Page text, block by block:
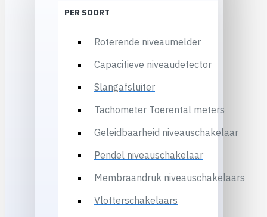
PER SOORT
Roterende niveaumelder
Capacitieve niveaudetector
Slangafsluiter
Tachometer Toerental meters
Geleidbaarheid niveauschakelaar
Pendel niveauschakelaar
Membraandruk niveauschakelaars
Vlotterschakelaars